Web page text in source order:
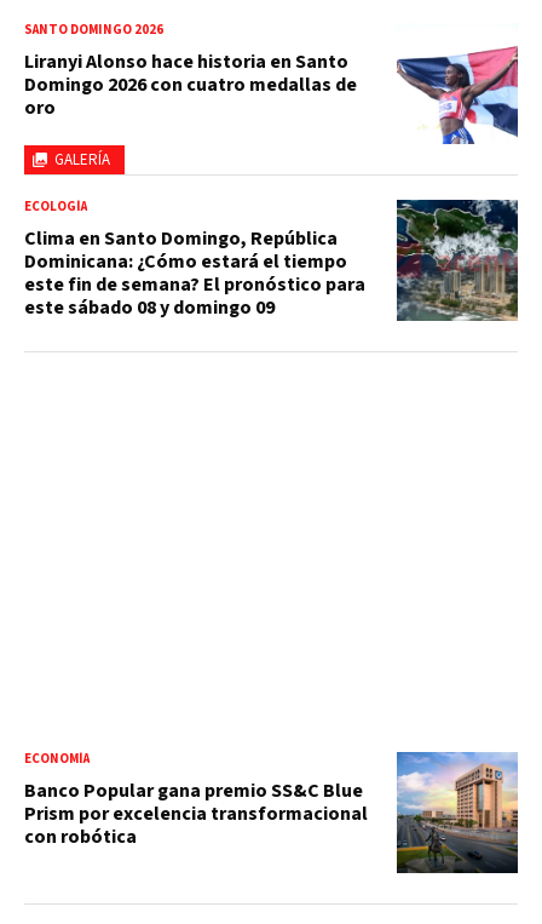
GALERÍA
SANTO DOMINGO 2026
Liranyi Alonso hace historia en Santo
Domingo 2026 con cuatro medallas de
oro
ECOLOGÍA
Clima en Santo Domingo, República
Dominicana: ¿Cómo estará el tiempo
este fin de semana? El pronóstico para
este sábado 08 y domingo 09
ECONOMÍA
Banco Popular gana premio SS&C Blue
Prism por excelencia transformacional
con robótica